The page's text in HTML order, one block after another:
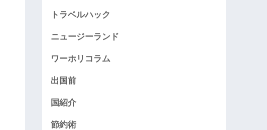
トラベルハック
ニュージーランド
ワーホリコラム
出国前
国紹介
節約術